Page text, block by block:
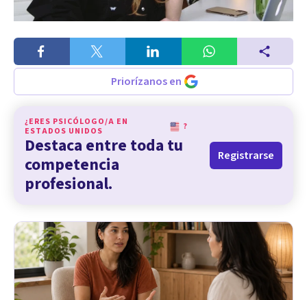
Priorízanos en
¿ERES PSICÓLOGO/A EN
ESTADOS UNIDOS
?
Destaca entre toda tu
competencia
profesional.
Registrarse